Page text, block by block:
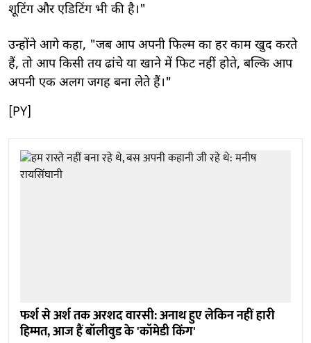
शूटिंग और एडिटिंग भी की है।"
उन्होंने आगे कहा, "जब आप अपनी फिल्म का हर काम खुद करते
हैं, तो आप किसी तय ढांचे या खाने में फिट नहीं होते, बल्कि आप
अपनी एक अलग जगह बना लेते हैं।"
[PY]
फर्श से अर्श तक अरशद वारसी: अनाथ हुए लेकिन नहीं हारी
हिम्मत, आज हैं बॉलीवुड के 'कॉमेडी किंग'